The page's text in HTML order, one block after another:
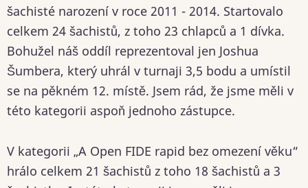
šachisté narození v roce 2011 - 2014. Startovalo
celkem 24 šachistů, z toho 23 chlapců a 1 dívka.
Bohužel náš oddíl reprezentoval jen Joshua
Šumbera, který uhrál v turnaji 3,5 bodu a umístil
se na pěkném 12. místě. Jsem rád, že jsme měli v
této kategorii aspoň jednoho zástupce.
V kategorii „A Open FIDE rapid bez omezení věku“
hrálo celkem 21 šachistů z toho 18 šachistů a 3